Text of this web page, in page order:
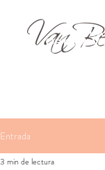
Entrada
3 min de lectura